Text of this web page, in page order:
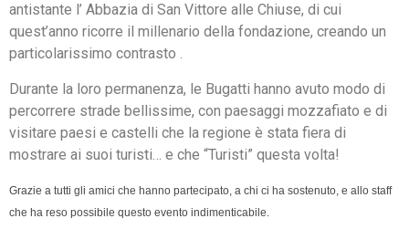
antistante l’ Abbazia di San Vittore alle Chiuse, di cui
quest’anno ricorre il millenario della fondazione, creando un
particolarissimo contrasto .
Durante la loro permanenza, le Bugatti hanno avuto modo di
percorrere strade bellissime, con paesaggi mozzafiato e di
visitare paesi e castelli che la regione è stata fiera di
mostrare ai suoi turisti… e che “Turisti” questa volta!
Grazie a tutti gli amici che hanno partecipato, a chi ci ha sostenuto, e allo staff
che ha reso possibile questo evento indimenticabile.